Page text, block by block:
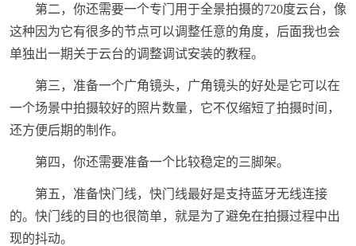
第二，你还需要一个专门用于全景拍摄的720度云台，像
这种因为它有很多的节点可以调整任意的角度，后面我也会
单独出一期关于云台的调整调试安装的教程。
第三，准备一个广角镜头，广角镜头的好处是它可以在
一个场景中拍摄较好的照片数量，它不仅缩短了拍摄时间，
还方便后期的制作。
第四，你还需要准备一个比较稳定的三脚架。
第五，准备快门线，快门线最好是支持蓝牙无线连接
的。快门线的目的也很简单，就是为了避免在拍摄过程中出
现的抖动。